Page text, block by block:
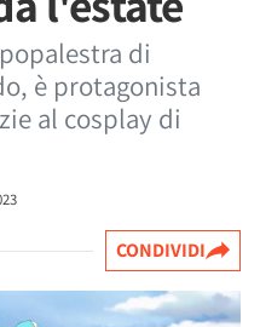
di
è protagonista
al cosplay di
CONDIVIDI